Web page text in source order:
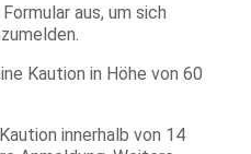
aus, um sich
Kaution in Höhe von 60
innerhalb von 14